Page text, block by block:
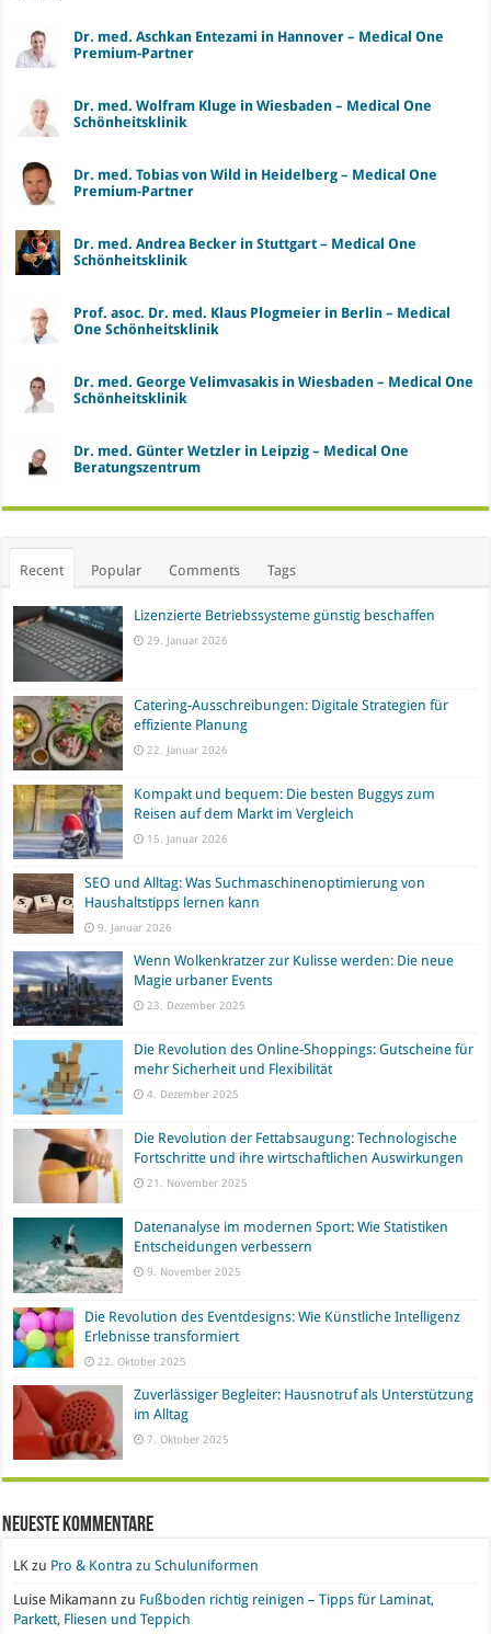
Dr. med. Aschkan Entezami in Hannover – Medical One
Premium-Partner
Dr. med. Wolfram Kluge in Wiesbaden – Medical One
Schönheitsklinik
Dr. med. Tobias von Wild in Heidelberg – Medical One
Premium-Partner
Dr. med. Andrea Becker in Stuttgart – Medical One
Schönheitsklinik
Prof. asoc. Dr. med. Klaus Plogmeier in Berlin – Medical
One Schönheitsklinik
Dr. med. George Velimvasakis in Wiesbaden – Medical One
Schönheitsklinik
Dr. med. Günter Wetzler in Leipzig – Medical One
Beratungszentrum
Recent Popular Comments Tags
Lizenzierte Betriebssysteme günstig beschaffen
29. Januar 2026
Catering-Ausschreibungen: Digitale Strategien für
effiziente Planung
22. Januar 2026
Kompakt und bequem: Die besten Buggys zum
Reisen auf dem Markt im Vergleich
15. Januar 2026
SEO und Alltag: Was Suchmaschinenoptimierung von
Haushaltstipps lernen kann
9. Januar 2026
Wenn Wolkenkratzer zur Kulisse werden: Die neue
Magie urbaner Events
23. Dezember 2025
Die Revolution des Online-Shoppings: Gutscheine für
mehr Sicherheit und Flexibilität
4. Dezember 2025
Die Revolution der Fettabsaugung: Technologische
Fortschritte und ihre wirtschaftlichen Auswirkungen
21. November 2025
Datenanalyse im modernen Sport: Wie Statistiken
Entscheidungen verbessern
9. November 2025
Die Revolution des Eventdesigns: Wie Künstliche Intelligenz
Erlebnisse transformiert
22. Oktober 2025
Zuverlässiger Begleiter: Hausnotruf als Unterstützung
im Alltag
7. Oktober 2025
Neueste Kommentare
LK zu Pro & Kontra zu Schuluniformen
Luise Mikamann zu Fußboden richtig reinigen – Tipps für Laminat,
Parkett, Fliesen und Teppich